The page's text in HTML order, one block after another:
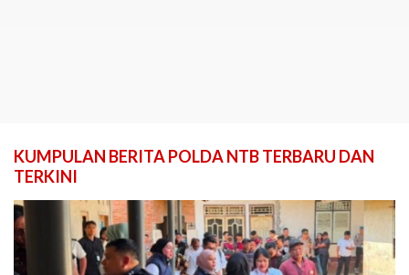
KUMPULAN BERITA POLDA NTB TERBARU DAN
TERKINI